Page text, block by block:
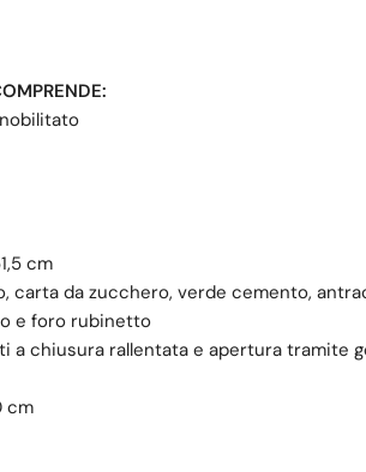
cm
carta da zucchero, verde cemento,
e foro rubinetto
a chiusura rallentata e apertura tramite
cm